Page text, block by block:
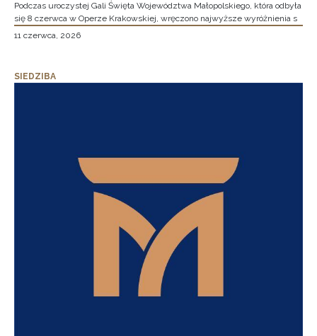
Podczas uroczystej Gali Święta Województwa Małopolskiego, która odbyła
się 8 czerwca w Operze Krakowskiej, wręczono najwyższe wyróżnienia s
11 czerwca, 2026
SIEDZIBA